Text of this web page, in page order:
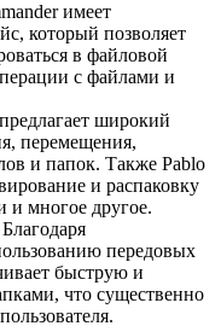
имеет
который позволяет
в файловой
с файлами и
широкий
перемещения,
и папок. Также Pablo
и распаковку
и многое другое.
передовых
быструю и
что существенно